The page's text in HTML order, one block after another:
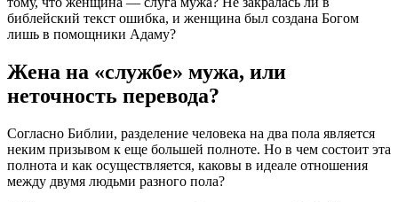
библейский текст ошибка, и женщина был создана Богом
лишь в помощники Адаму?
Жена на «службе» мужа, или
неточность перевода?
Согласно Библии, разделение человека на два пола является
неким призывом к еще большей полноте. Но в чем состоит эта
полнота и как осуществляется, каковы в идеале отношения
между двумя людьми разного пола?